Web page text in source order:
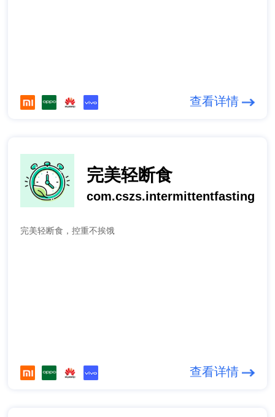
查看详情
完美轻断食
com.cszs.intermittentfasting
完美轻断食，控重不挨饿
查看详情